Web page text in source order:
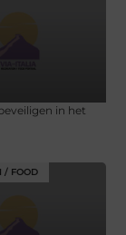
in het
/ FOOD